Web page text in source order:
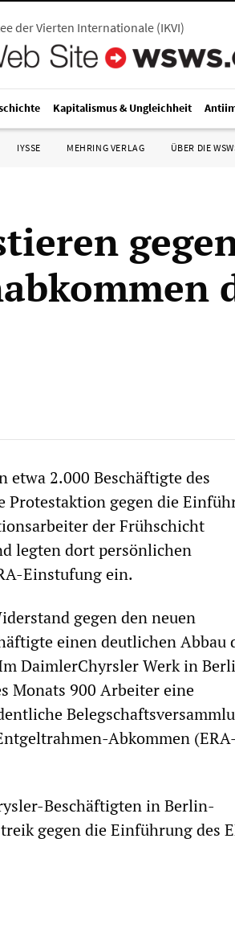
der Vierten Internationale(IKVI)
Kapitalismus & Ungleichheit
IYSSE MEHRING VERLAG ÜBER DIE
etwa 2.000 Beschäftigte des
Protestaktion gegen die
der Frühschicht
legten dort persönlichen
Einstufung ein.
gegen den neuen
einen deutlichen Abbau
DaimlerChyrsler Werk in
Monats 900 Arbeiter eine
Abkommen
Beschäftigten in Berlin-
gegen die Einführung des